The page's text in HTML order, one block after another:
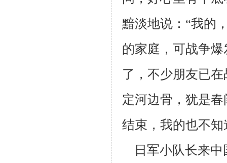
黯淡地说：“我的
的家庭，可战争
了，不少朋友已
定河边骨，犹是
结束，我的也不知
日军小队长来中